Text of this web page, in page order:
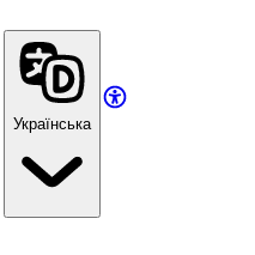
Українська